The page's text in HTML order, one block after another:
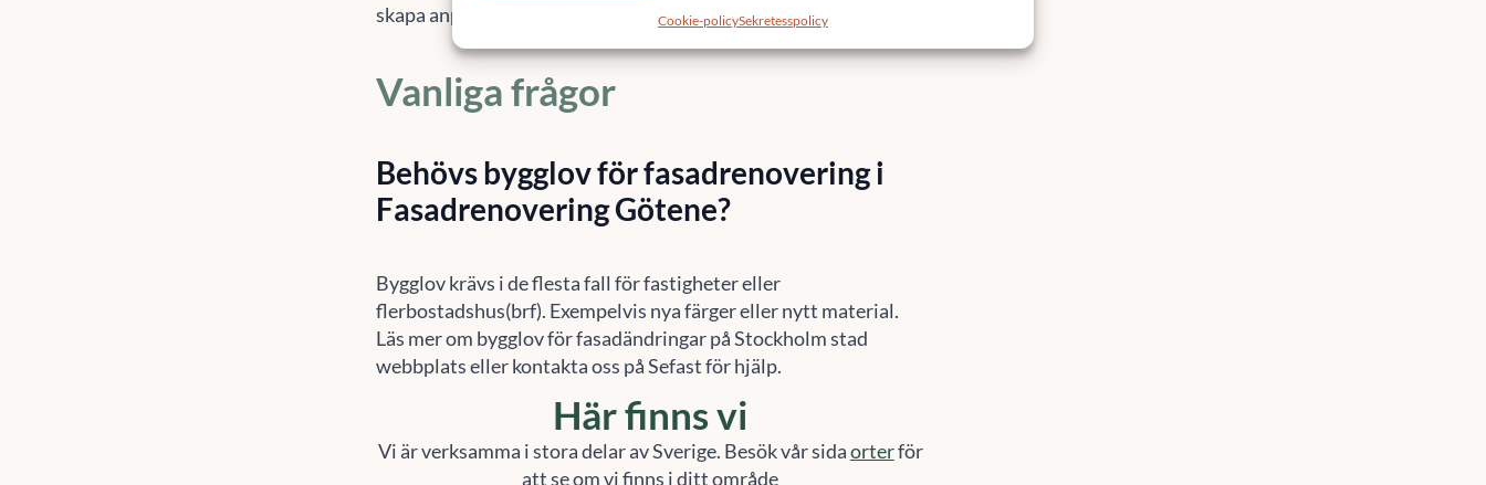
Cookie-policySekretesspolicy
skapa anpassade renoveringar av olika fasader i Götene.
Vanliga frågor
Behövs bygglov för fasadrenovering i
Fasadrenovering Götene?
Bygglov krävs i de flesta fall för fastigheter eller
flerbostadshus(brf). Exempelvis nya färger eller nytt material.
Läs mer om bygglov för fasadändringar på Stockholm stad
webbplats eller kontakta oss på Sefast för hjälp.
Här finns vi
Vi är verksamma i stora delar av Sverige. Besök vår sidaorterför
att se om vi finns i ditt område